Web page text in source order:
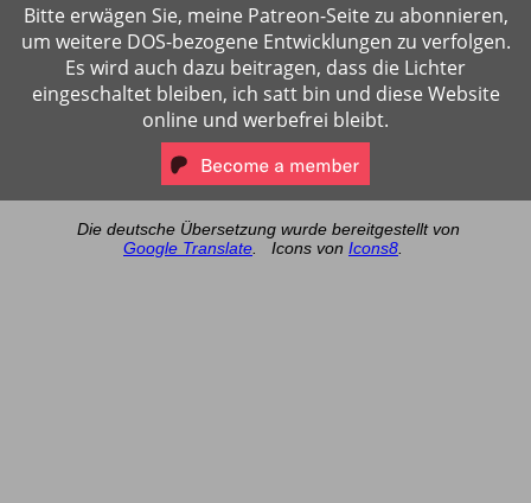
Bitte erwägen Sie, meine Patreon-Seite zu abonnieren,
um weitere DOS-bezogene Entwicklungen zu verfolgen.
Es wird auch dazu beitragen, dass die Lichter
eingeschaltet bleiben, ich satt bin und diese Website
online und werbefrei bleibt.
Die deutsche Übersetzung wurde bereitgestellt von
Google Translate
Icons von Icons8